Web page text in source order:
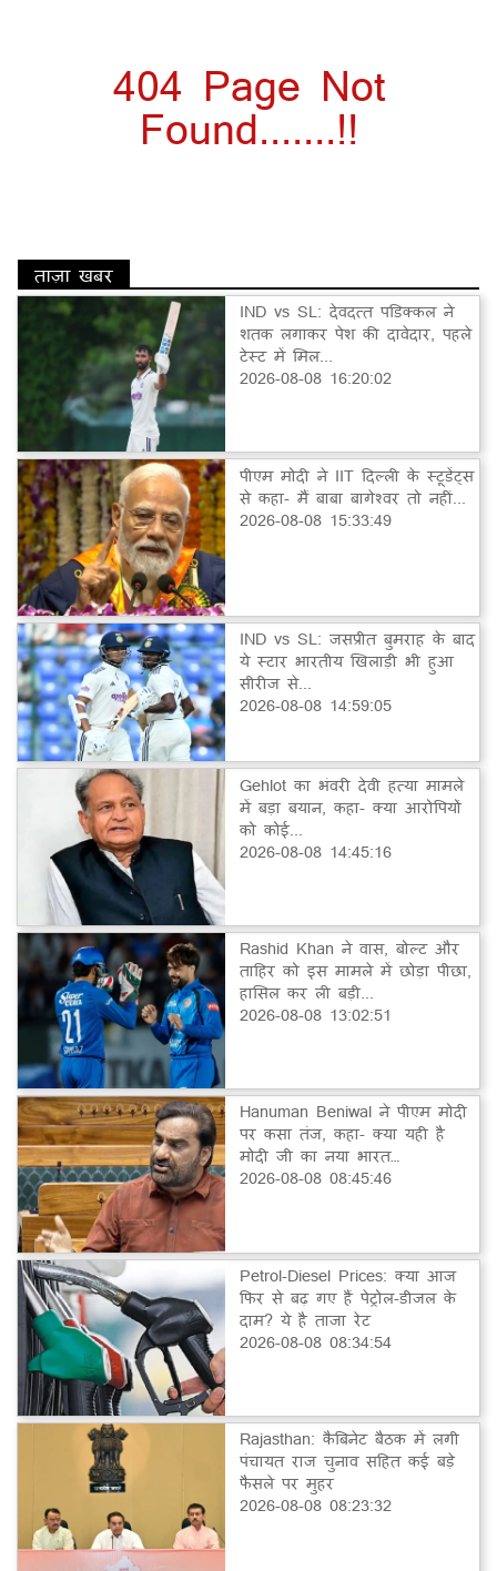
404 Page Not
Found.......!!
ताज़ा खबर
IND vs SL: देवदत्त पडिक्कल ने
शतक लगाकर पेश की दावेदार, पहले
टेस्ट में मिल...
2026-08-08 16:20:02
पीएम मोदी ने IIT दिल्ली के स्टूडेंट्स
से कहा- मैं बाबा बागेश्वर तो नहीं...
2026-08-08 15:33:49
IND vs SL: जसप्रीत बुमराह के बाद
ये स्टार भारतीय खिलाड़ी भी हुआ
सीरीज से...
2026-08-08 14:59:05
Gehlot का भंवरी देवी हत्या मामले
में बड़ा बयान, कहा- क्या आरोपियों
को कोई...
2026-08-08 14:45:16
Rashid Khan ने वास, बोल्ट और
ताहिर को इस मामले में छोड़ा पीछा,
हासिल कर ली बड़ी...
2026-08-08 13:02:51
Hanuman Beniwal ने पीएम मोदी
पर कसा तंज, कहा- क्या यही है
मोदी जी का नया भारत…
2026-08-08 08:45:46
Petrol-Diesel Prices: क्या आज
फिर से बढ़ गए हैं पेट्रोल-डीजल के
दाम? ये है ताजा रेट
2026-08-08 08:34:54
Rajasthan: कैबिनेट बैठक में लगी
पंचायत राज चुनाव सहित कई बड़े
फैसले पर मुहर
2026-08-08 08:23:32